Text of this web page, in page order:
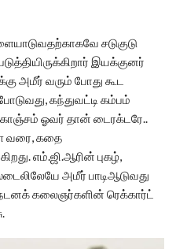
சடுகுடு
இயக்குனர்
அமீர் வரும் போது கூட
கந்துவட்டி கம்பம்
ஓவர் தான் டைரக்டரே..
வரை, கதை
எம்.ஜி.ஆரின் புகழ்,
அமீர் பாடிஆடுவது
கலைஞர்களின் ரெக்கார்ட்